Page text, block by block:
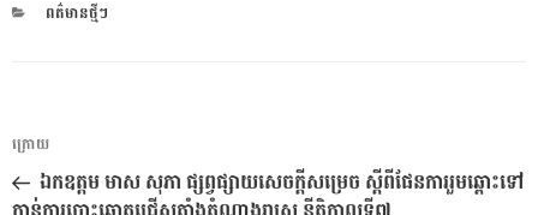
CATEGORIES
ពត៌មានថ្មីៗ
ការ​
នាំទិស​
ប្រកាស
អត្ថបទ
មុន
ក្រោយ
ឯកឧត្តម មាស សុភា ផ្សព្វផ្សាយសេចក្តីសម្រេច ស្តីពីផែនការរួមឆ្ពោះទៅ